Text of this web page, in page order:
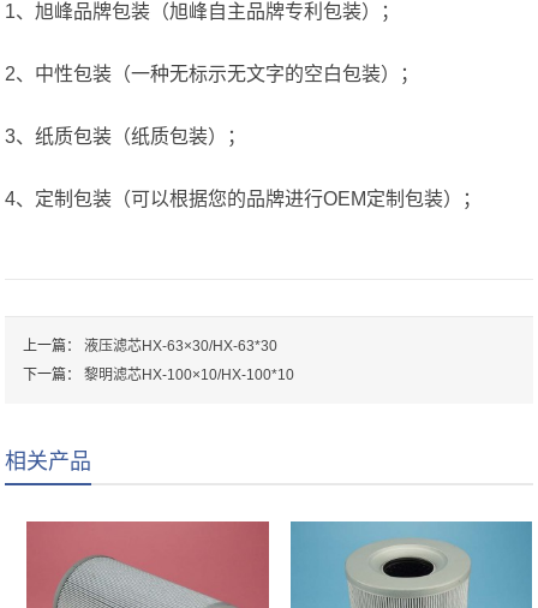
1、旭峰品牌包装（旭峰自主品牌专利包装）；
2、中性包装（一种无标示无文字的空白包装）；
3、纸质包装（纸质包装）；
4、定制包装（可以根据您的品牌进行OEM定制包装）；
上一篇：液压滤芯HX-63×30/HX-63*30
下一篇：黎明滤芯HX-100×10/HX-100*10
相关产品